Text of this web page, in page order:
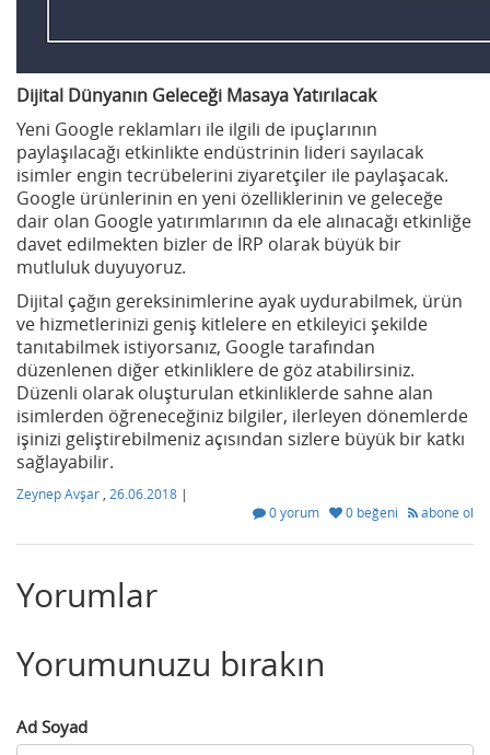
Dijital Dünyanın Geleceği Masaya Yatırılacak
Yeni Google reklamları ile ilgili de ipuçlarının
paylaşılacağı etkinlikte endüstrinin lideri sayılacak
isimler engin tecrübelerini ziyaretçiler ile paylaşacak.
Google ürünlerinin en yeni özelliklerinin ve geleceğe
dair olan Google yatırımlarının da ele alınacağı etkinliğe
davet edilmekten bizler de İRP olarak büyük bir
mutluluk duyuyoruz.
Dijital çağın gereksinimlerine ayak uydurabilmek, ürün
ve hizmetlerinizi geniş kitlelere en etkileyici şekilde
tanıtabilmek istiyorsanız, Google tarafından
düzenlenen diğer etkinliklere de göz atabilirsiniz.
Düzenli olarak oluşturulan etkinliklerde sahne alan
isimlerden öğreneceğiniz bilgiler, ilerleyen dönemlerde
işinizi geliştirebilmeniz açısından sizlere büyük bir katkı
sağlayabilir.
Zeynep Avşar 26.06.2018 |
0 yorum
0 beğeni abone ol
Yorumlar
Yorumunuzu bırakın
Ad Soyad